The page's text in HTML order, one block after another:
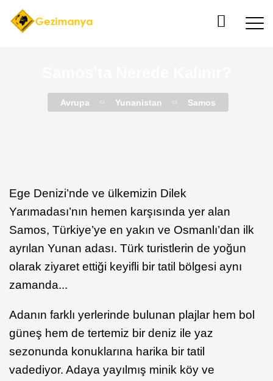
Avrupa Yunanistan Samos
Ege Denizi’nde ve ülkemizin Dilek
Yarımadası’nın hemen karşısında yer alan
Samos, Türkiye’ye en yakın ve Osmanlı’dan ilk
ayrılan Yunan adası. Türk turistlerin de yoğun
olarak ziyaret ettiği keyifli bir tatil bölgesi aynı
zamanda...
Adanın farklı yerlerinde bulunan plajlar hem bol
güneş hem de tertemiz bir deniz ile yaz
sezonunda konuklarına harika bir tatil
vadediyor. Adaya yayılmış minik köy ve